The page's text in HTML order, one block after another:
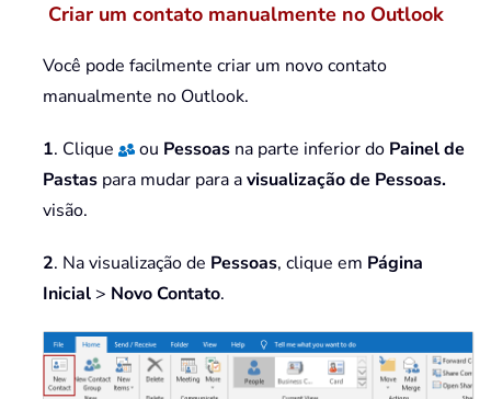
Criar um contato manualmente no Outlook
Você pode facilmente criar um novo contato
manualmente no Outlook.
1. Clique ou Pessoas na parte inferior do Painel de
Pastas para mudar para avisualização de Pessoas.
visão.
2. Na visualização de Pessoas, clique em Página
Inicial > Novo Contato.